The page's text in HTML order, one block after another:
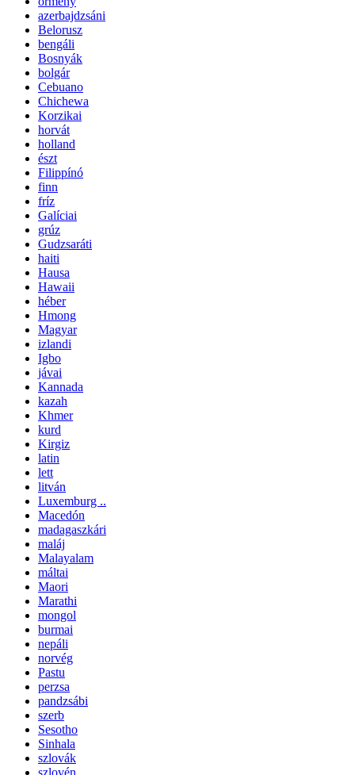
azerbajdzsáni
Belorusz
bengáli
Bosnyák
bolgár
Cebuano
Chichewa
Korzikai
horvát
holland
észt
Filippínó
finn
fríz
Galíciai
grúz
Gudzsaráti
haiti
Hausa
Hawaii
héber
Hmong
Magyar
izlandi
Igbo
jávai
Kannada
kazah
Khmer
kurd
Kirgiz
latin
lett
litván
Luxemburg ..
Macedón
madagaszkári
maláj
Malayalam
máltai
Maori
Marathi
mongol
burmai
nepáli
norvég
Pastu
perzsa
pandzsábi
szerb
Sesotho
Sinhala
szlovák
szlovén